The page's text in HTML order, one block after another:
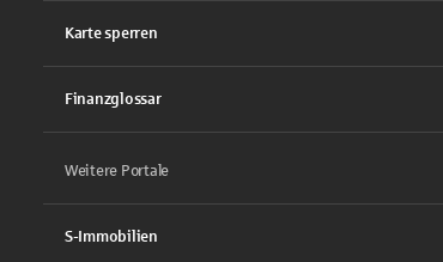
Karte sperren
Finanzglossar
Weitere Portale
S-Immobilien